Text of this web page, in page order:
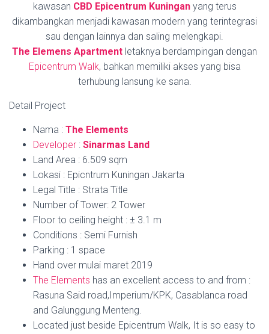
kawasan CBD Epicentrum Kuninganyang terus
dikambangkan menjadi kawasan modern yang terintegrasi
sau dengan lainnya dan saling melengkapi.
The Elemens Apartment letaknya berdampingan dengan
Epicentrum Walk, bahkan memiliki akses yang bisa
terhubung lansung ke sana.
Detail Project
Nama : The Elements
Developer : Sinarmas Land
Land Area : 6.509 sqm
Lokasi : Epicntrum Kuningan Jakarta
Legal Title : Strata Title
Number of Tower: 2 Tower
Floor to ceiling height : ± 3.1 m
Conditions : Semi Furnish
Parking : 1 space
Hand over mulai maret 2019
The Elements has an excellent access to and from :
Rasuna Said road,Imperium/KPK, Casablanca road
and Galunggung Menteng.
Located just beside Epicentrum Walk, It is so easy to